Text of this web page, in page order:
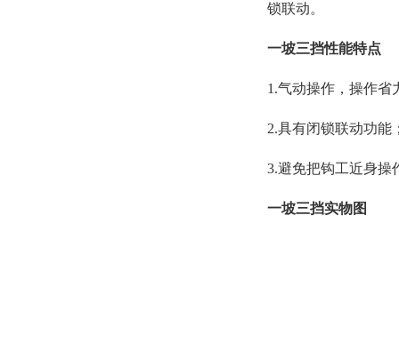
锁联动。
一坡三挡性能特点
1.气动操作，操作省
2.具有闭锁联动功能
3.避免把钩工近身操
一坡三挡实物图